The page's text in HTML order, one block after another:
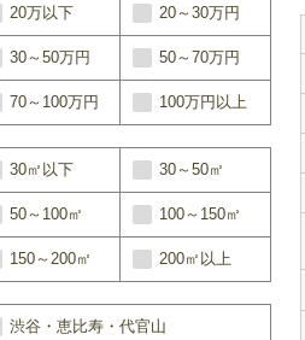
20万以下 20～30万円
30～50万円 50～70万円
70～100万円 100万円以上
30㎡以下 30～50㎡
50～100㎡ 100～150㎡
150～200㎡ 200㎡以上
渋谷・恵比寿・代官山